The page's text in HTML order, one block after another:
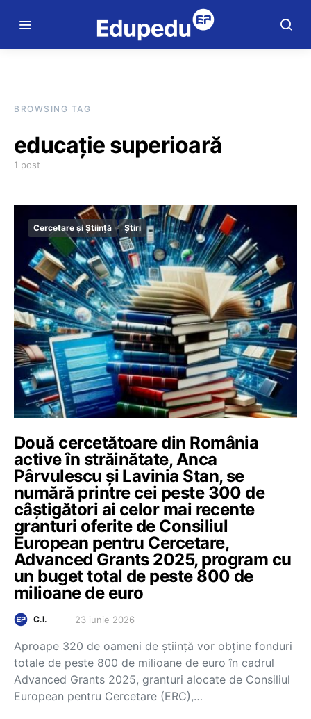
BROWSING TAG
educație superioară
1 post
Cercetare și Știință Știri
Două cercetătoare din România
active în străinătate, Anca
Pârvulescu și Lavinia Stan, se
numără printre cei peste 300 de
câștigători ai celor mai recente
granturi oferite de Consiliul
European pentru Cercetare,
Advanced Grants 2025, program cu
un buget total de peste 800 de
milioane de euro
C.I. 23 iunie 2026
Aproape 320 de oameni de știință vor obține fonduri
totale de peste 800 de milioane de euro în cadrul
Advanced Grants 2025, granturi alocate de Consiliul
European pentru Cercetare (ERC),…